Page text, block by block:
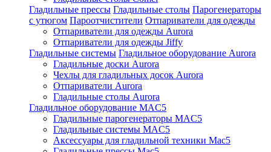
Гладильные прессы Гладильные столы Парогенераторы
с утюгом Пароотчистители Отпариватели для одежды
Отпариватели для одежды Aurora
Отпариватели для одежды Jiffy
Гладильные системы Гладильное оборудование Aurora
Гладильные доски Aurora
Чехлы для гладильных досок Aurora
Отпариватели Aurora
Гладильные столы Aurora
Гладильное оборудование MAC5
Гладильные парогенераторы MAC5
Гладильные системы MAC5
Аксессуары для гладильной техники Mac5